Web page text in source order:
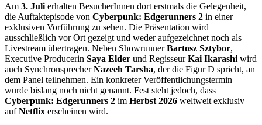
Am 3. Juli erhalten BesucherInnen dort erstmals die Gelegenheit,
die Auftaktepisode von Cyberpunk: Edgerunners 2 in einer
exklusiven Vorführung zu sehen. Die Präsentation wird
ausschließlich vor Ort gezeigt und weder aufgezeichnet noch als
Livestream übertragen. Neben ShowrunnerBartosz Sztybor,
Executive Producerin Saya Elder und RegisseurKai Ikarashi wird
auch SynchronsprecherNazeeh Tarsha, der die Figur D spricht, an
dem Panel teilnehmen. Ein konkreter Veröffentlichungstermin
wurde bislang noch nicht genannt. Fest steht jedoch, dass
Cyberpunk: Edgerunners 2 im Herbst 2026 weltweit exklusiv
aufNetflix erscheinen wird.